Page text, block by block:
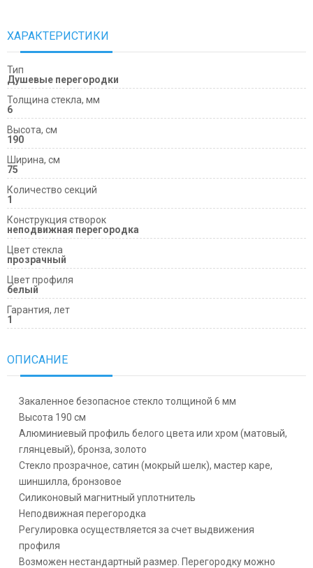
ХАРАКТЕРИСТИКИ
Тип
Душевые перегородки
Толщина стекла, мм
6
Высота, см
190
Ширина, см
75
Количество секций
1
Конструкция створок
неподвижная перегородка
Цвет стекла
прозрачный
Цвет профиля
белый
Гарантия, лет
1
ОПИСАНИЕ
Закаленное безопасное стекло толщиной 6 мм
Высота 190 см
Алюминиевый профиль белого цвета или хром (матовый,
глянцевый), бронза, золото
Стекло прозрачное, сатин (мокрый шелк), мастер каре,
шиншилла, бронзовое
Силиконовый магнитный уплотнитель
Неподвижная перегородка
Регулировка осуществляется за счет выдвижения
профиля
Возможен нестандартный размер. Перегородку можно